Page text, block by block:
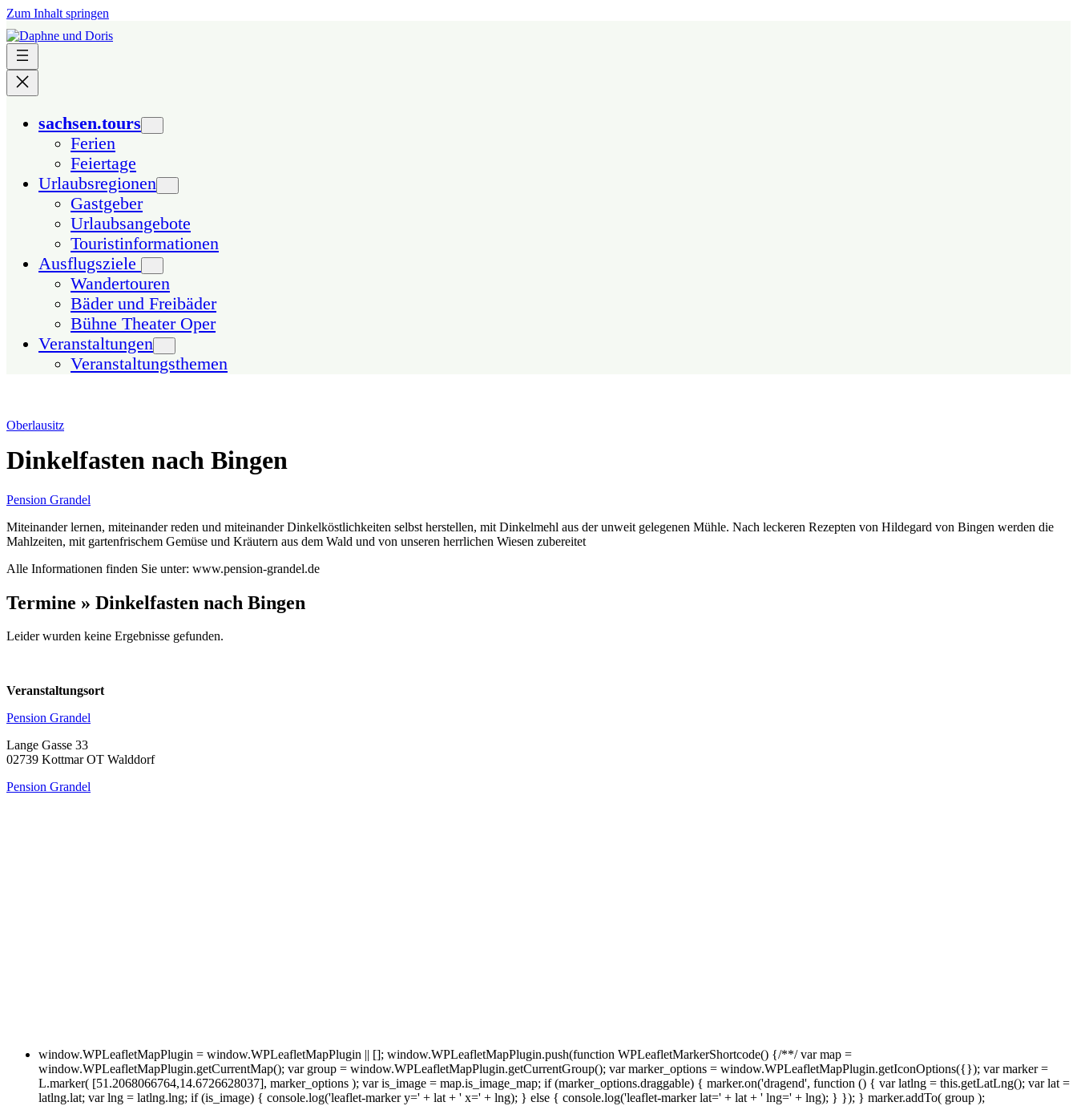
Zum Inhalt springen
sachsen.tours
Ferien
Feiertage
Urlaubsregionen
Gastgeber
Urlaubsangebote
Touristinformationen
Ausflugsziele
Wandertouren
Bäder und Freibäder
Bühne Theater Oper
Veranstaltungen
Veranstaltungsthemen
Oberlausitz
Dinkelfasten nach Bingen
Pension Grandel
Miteinander lernen, miteinander reden und miteinander Dinkelköstlichkeiten selbst herstellen, mit Dinkelmehl aus der unweit gelegenen Mühle. Nach leckeren Rezepten von Hildegard von Bingen werden die
Mahlzeiten, mit gartenfrischem Gemüse und Kräutern aus dem Wald und von unseren herrlichen Wiesen zubereitet
Alle Informationen finden Sie unter: www.pension-grandel.de
Termine » Dinkelfasten nach Bingen
Leider wurden keine Ergebnisse gefunden.
Veranstaltungsort
Pension Grandel
Lange Gasse 33
02739 Kottmar OT Walddorf
Pension Grandel
window.WPLeafletMapPlugin = window.WPLeafletMapPlugin || []; window.WPLeafletMapPlugin.push(function WPLeafletMarkerShortcode() {/**/ var map =
window.WPLeafletMapPlugin.getCurrentMap(); var group = window.WPLeafletMapPlugin.getCurrentGroup(); var marker_options = window.WPLeafletMapPlugin.getIconOptions({}); var marker =
L.marker( [51.2068066764,14.6726628037], marker_options ); var is_image = map.is_image_map; if (marker_options.draggable) { marker.on('dragend', function () { var latlng = this.getLatLng(); var lat =
latlng.lat; var lng = latlng.lng; if (is_image) { console.log('leaflet-marker y=' + lat + ' x=' + lng); } else { console.log('leaflet-marker lat=' + lat + ' lng=' + lng); } }); } marker.addTo( group );